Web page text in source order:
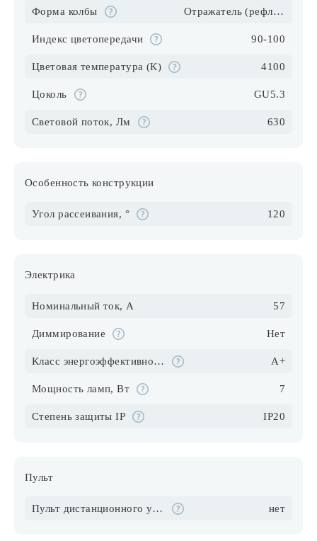
Форма колбы Отражатель (рефлектор)
Индекс цветопередачи 90-100
Цветовая температура (К) 4100
Цоколь GU5.3
Световой поток, Лм 630
Особенность конструкции
Угол рассеивания, ° 120
Электрика
Номинальный ток, А 57
Диммирование Нет
Класс энергоэффективности A+
Мощность ламп, Вт 7
Степень защиты IP IP20
Пульт
Пульт дистанционного управления в комплекте нет